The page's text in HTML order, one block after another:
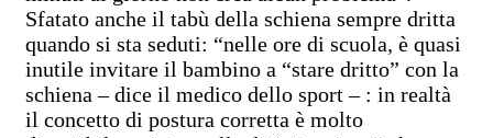
Sfatato anche il tabù della schiena sempre dritta
quando si sta seduti: “nelle ore di scuola, è quasi
inutile invitare il bambino a “stare dritto” con la
schiena – dice il medico dello sport – : in realtà
il concetto di postura corretta è molto